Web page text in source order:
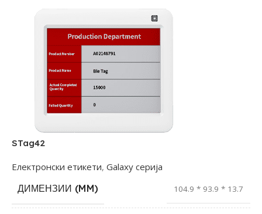
STag42
Електронски етикети, Galaxy серија
ДИМЕНЗИИ (MM)
104.9 * 93.9 * 13.7